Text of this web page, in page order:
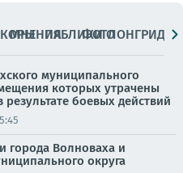
МНЕНИЯПАБЛИКИ
ФОТОЛОНГРИДЫ
муниципального
которых утрачены
боевых действий
города Волноваха и
округа